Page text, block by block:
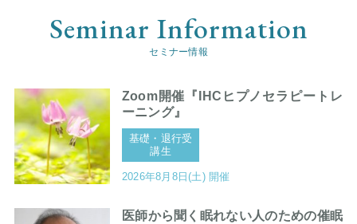
セミナー情報
Zoom開催『IHCヒプノセラピートレ
ーニング』
基礎・退行受
講生
2026年8月8日(土) 開催
医師から聞く眠れない人のための催眠